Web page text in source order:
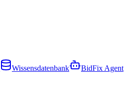
Wissensdatenbank BidFix Agent